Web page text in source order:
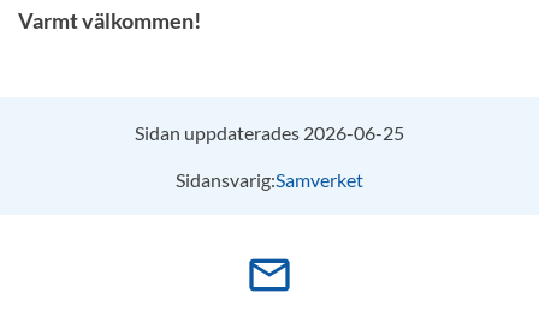
Varmt välkommen!
Sidan uppdaterades 2026-06-25
Sidansvarig:Samverket
mail_outline